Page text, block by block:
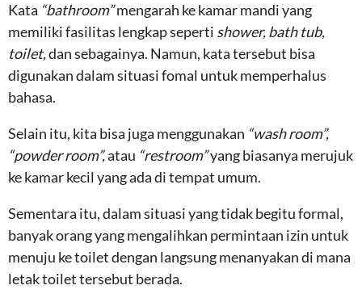
Kata “bathroom”mengarah ke kamar mandi yang
memiliki fasilitas lengkap seperti shower, bath tub,
toilet,dan sebagainya. Namun, kata tersebut bisa
digunakan dalam situasi fomal untuk memperhalus
bahasa.
Selain itu, kita bisa juga menggunakan “wash room”,
“powder room”,atau “restroom”yang biasanya merujuk
ke kamar kecil yang ada di tempat umum.
Sementara itu, dalam situasi yang tidak begitu formal,
banyak orang yang mengalihkan permintaan izin untuk
menuju ke toilet dengan langsung menanyakan di mana
letak toilet tersebut berada.